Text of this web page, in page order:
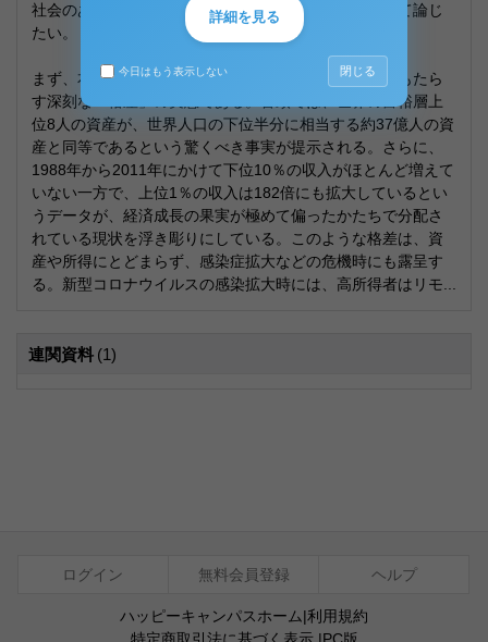
社会のあり方やその実現に必要な価値観の転換について論じ
たい。
まず、本章が明らかにしているのは、現代資本主義がもたら
す深刻な「格差」の実態である。冒頭では、世界の富裕層上
位8人の資産が、世界人口の下位半分に相当する約37億人の資
産と同等であるという驚くべき事実が提示される。さらに、
1988年から2011年にかけて下位10％の収入がほとんど増えて
いない一方で、上位1％の収入は182倍にも拡大しているとい
うデータが、経済成長の果実が極めて偏ったかたちで分配さ
れている現状を浮き彫りにしている。このような格差は、資
産や所得にとどまらず、感染症拡大などの危機時にも露呈す
る。新型コロナウイルスの感染拡大時には、高所得者はリモ...
連関資料 (1)
ログイン 無料会員登録 ヘルプ
ハッピーキャンパスホーム|利用規約
詳細を見る
今日はもう表示しない 閉じる